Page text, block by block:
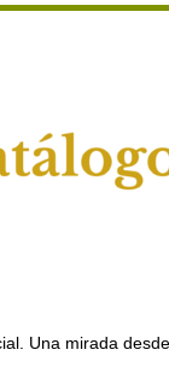
Una mirada